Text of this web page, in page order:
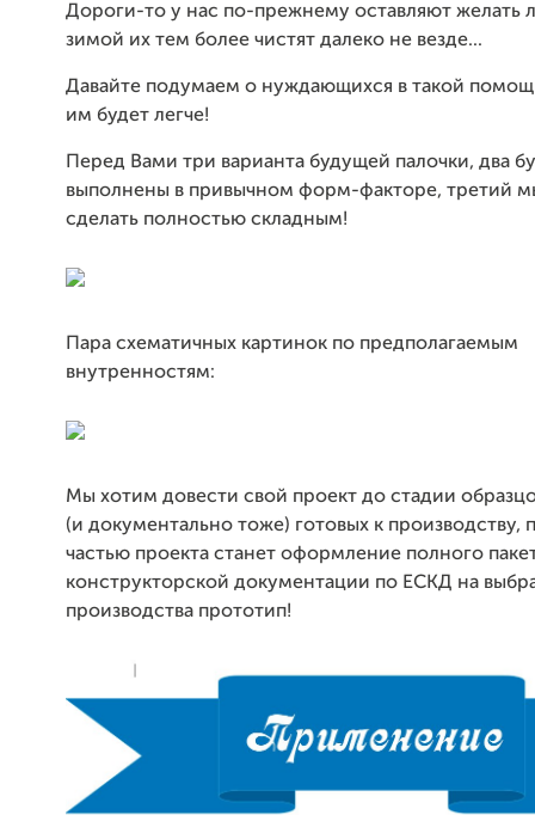
Дороги-то у нас по-прежнему оставляют желать
зимой их тем более чистят далеко не везде...
Давайте подумаем о нуждающихся в такой
им будет легче!
Перед Вами три варианта будущей палочки, два
выполнены в привычном форм-факторе, третий
сделать полностью складным!
Пара схематичных картинок по предполагаемым
внутренностям:
Мы хотим довести свой проект до стадии
(и документально тоже) готовых к производству,
частью проекта станет оформление полного
конструкторской документации по ЕСКД на
производства прототип!